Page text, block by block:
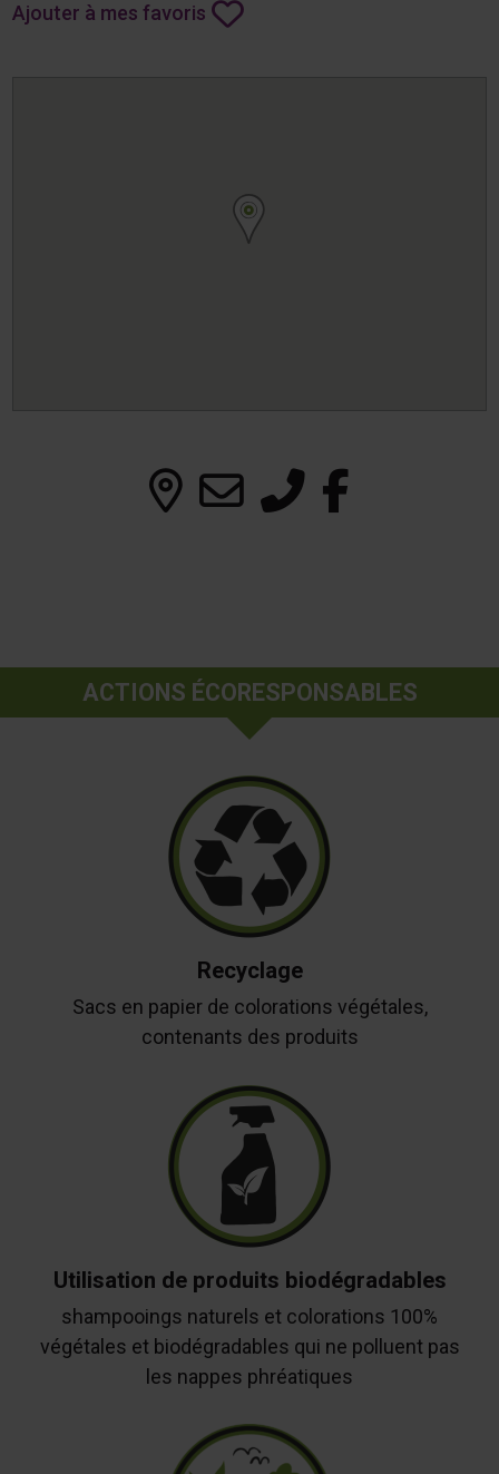
Ajouter à mes favoris
ACTIONS ÉCORESPONSABLES
Recyclage
Sacs en papier de colorations végétales,
contenants des produits
Utilisation de produits biodégradables
shampooings naturels et colorations 100%
végétales et biodégradables qui ne polluent pas
les nappes phréatiques